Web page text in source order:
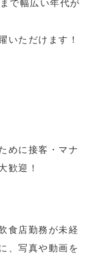
で幅広い年代が
いただけます！
めに接客・マナ
歓迎！
食店勤務が未経
、写真や動画を